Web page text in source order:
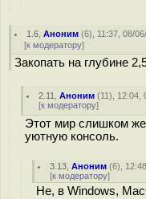
1.6 ,Аноним (6), 11:37, 08/
[к модератору]
Закопать на глубине
2.11 ,Аноним (11), 12:04,
[к модератору]
Этот мир слишком
уютную консоль.
3.13 ,Аноним (6),
[к модератору]
Не, в Windows,